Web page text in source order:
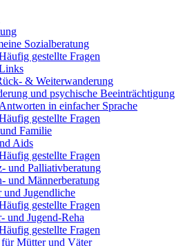
Sozialberatung
gestellte Fragen
& Weiterwanderung
und psychische Beeinträchtigung
Antworten in einfacher Sprache
gestellte Fragen
Familie
Aids
gestellte Fragen
und Palliativberatung
und Männerberatung
und Jugendliche
gestellte Fragen
und Jugend-Reha
gestellte Fragen
Mütter und Väter